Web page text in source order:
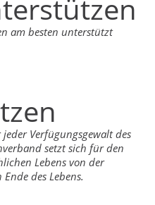
am besten unterstützt
Verfügungsgewalt des
setzt sich für den
Lebens von der
des Lebens.